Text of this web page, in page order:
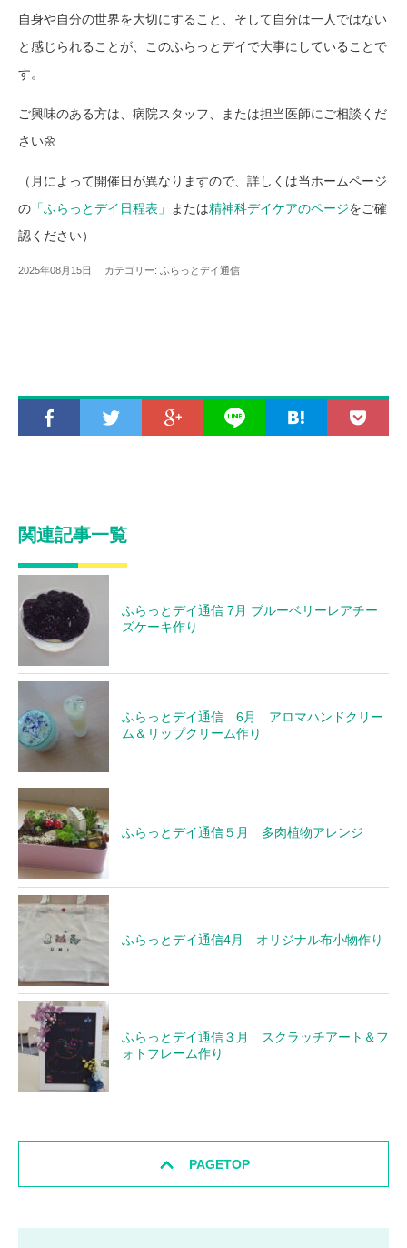
自身や自分の世界を大切にすること、そして自分は一人ではない
と感じられることが、このふらっとデイで大事にしていることで
す。
ご興味のある方は、病院スタッフ、または担当医師にご相談くだ
さい🌼
（月によって開催日が異なりますので、詳しくは当ホームページ
の 「ふらっとデイ日程表」 または精神科デイケアのページをご確
認ください）
2025年08月15日 カテゴリー: ふらっとデイ通信
関連記事一覧
ふらっとデイ通信 7月 ブルーベリーレアチー
ズケーキ作り
ふらっとデイ通信 6月 アロマハンドクリー
ム＆リップクリーム作り
ふらっとデイ通信５月 多肉植物アレンジ
ふらっとデイ通信4月 オリジナル布小物作り
ふらっとデイ通信３月 スクラッチアート＆フ
ォトフレーム作り
PAGETOP